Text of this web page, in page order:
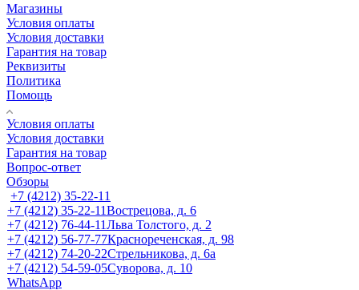
Магазины
Условия оплаты
Условия доставки
Гарантия на товар
Реквизиты
Политика
Помощь
Условия оплаты
Условия доставки
Гарантия на товар
Вопрос-ответ
Обзоры
+7 (4212) 35-22-11
+7 (4212) 35-22-11Вострецова, д. 6
+7 (4212) 76-44-11Льва Толстого, д. 2
+7 (4212) 56-77-77Краснореченская, д. 98
+7 (4212) 74-20-22Стрельникова, д. 6а
+7 (4212) 54-59-05Суворова, д. 10
WhatsApp